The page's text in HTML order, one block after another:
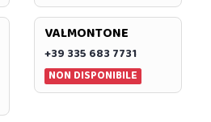
VALMONTONE
+39 335 683 7731
NON DISPONIBILE